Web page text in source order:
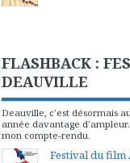
FLASHBACK :
DEAUVILLE
Deauville, c'est désormais
année davantage
mon compte-rendu.
Festival du film